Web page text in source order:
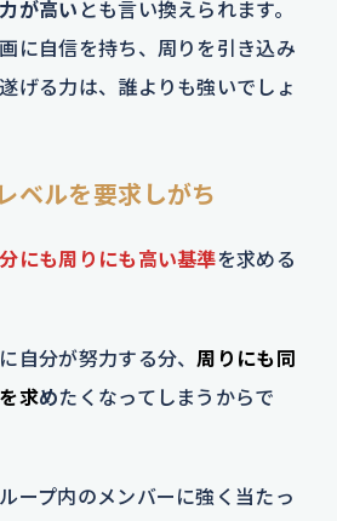
が高い とも言い換えられます。
に自信を持ち、周りを引き込み
げる力は、誰よりも強いでしょ
ベルを要求しがち
にも周りにも高い基準を求める
自分が努力する分、 周りにも同
求めたくなってしまうからで
ープ内のメンバーに強く当たっ